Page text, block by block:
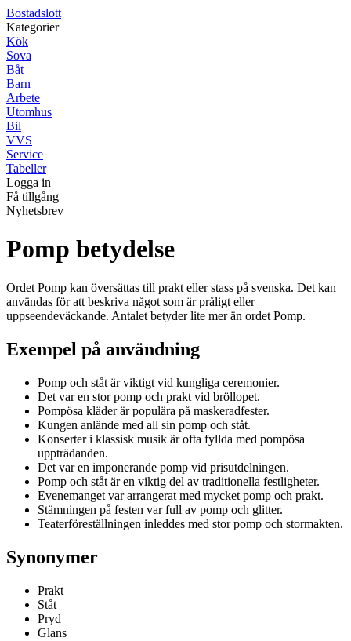
Bostadslott
Kategorier
Kök
Sova
Båt
Barn
Arbete
Utomhus
Bil
VVS
Service
Tabeller
Logga in
Få tillgång
Nyhetsbrev
Pomp betydelse
Ordet Pomp kan översättas till prakt eller stass på svenska. Det kan
användas för att beskriva något som är pråligt eller
uppseendeväckande. Antalet betyder lite mer än ordet Pomp.
Exempel på användning
Pomp och ståt är viktigt vid kungliga ceremonier.
Det var en stor pomp och prakt vid bröllopet.
Pompösa kläder är populära på maskeradfester.
Kungen anlände med all sin pomp och ståt.
Konserter i klassisk musik är ofta fyllda med pompösa
uppträdanden.
Det var en imponerande pomp vid prisutdelningen.
Pomp och ståt är en viktig del av traditionella festligheter.
Evenemanget var arrangerat med mycket pomp och prakt.
Stämningen på festen var full av pomp och glitter.
Teaterföreställningen inleddes med stor pomp och stormakten.
Synonymer
Prakt
Ståt
Pryd
Glans